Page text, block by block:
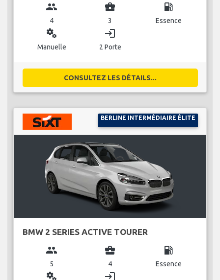
group
4
business_center
3
local_gas_station
Essence
miscellaneous_services
Manuelle
login
2 Porte
CONSULTEZ LES DÉTAILS...
BERLINE INTERMÉDIAIRE ÉLITE
BMW 2 SERIES ACTIVE TOURER
group
5
business_center
4
local_gas_station
Essence
miscellaneous_services login